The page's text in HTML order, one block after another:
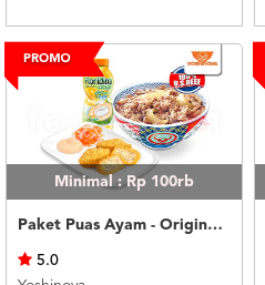
Minimal : Rp 100rb
Paket Puas Ayam - Original Beef Paket Puas (R)
5.0